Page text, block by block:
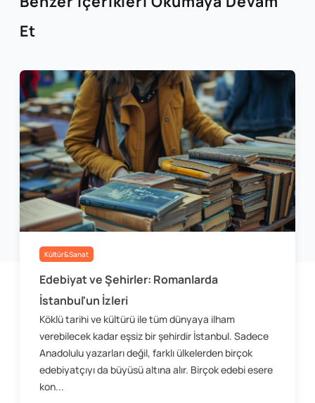
Et
Kültür&Sanat
Edebiyat ve Şehirler: Romanlarda
İstanbul'un İzleri
Köklü tarihi ve kültürü ile tüm dünyaya ilham
verebilecek kadar eşsiz bir şehirdir İstanbul. Sadece
Anadolulu yazarları değil, farklı ülkelerden birçok
edebiyatçıyı da büyüsü altına alır. Birçok edebi esere
kon...